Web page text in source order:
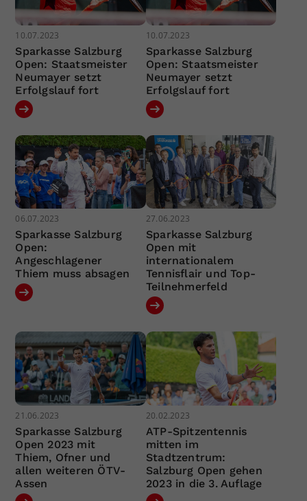
10.07.2023
Sparkasse Salzburg
Open: Staatsmeister
Neumayer setzt
Erfolgslauf fort
10.07.2023
Sparkasse Salzburg
Open: Staatsmeister
Neumayer setzt
Erfolgslauf fort
06.07.2023
Sparkasse Salzburg
Open:
Angeschlagener
Thiem muss absagen
27.06.2023
Sparkasse Salzburg
Open mit
internationalem
Tennisflair und Top-
Teilnehmerfeld
21.06.2023
Sparkasse Salzburg
Open 2023 mit
Thiem, Ofner und
allen weiteren ÖTV-
Assen
20.02.2023
ATP-Spitzentennis
mitten im
Stadtzentrum:
Salzburg Open gehen
2023 in die 3. Auflage